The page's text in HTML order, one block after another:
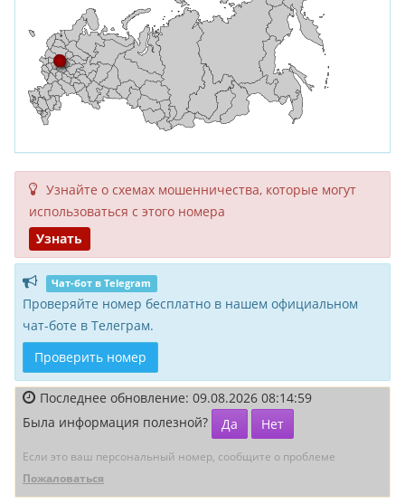
Узнайте о схемах мошенни­чества, кото­рые могут
исполь­зоваться с этого номера
Узнать
Чат-бот в Telegram
Проверяйте номер бесплатно в нашем официальном
чат-боте в Телеграм.
Проверить номер
Последнее обновление: 09.08.2026 08:14:59
Была информация полезной?
Да Нет
Если это ваш персональный номер, сообщите о проблеме
Пожаловаться